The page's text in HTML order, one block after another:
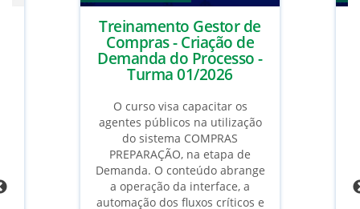
Treinamento Gestor de
Compras - Criação de
Demanda do Processo -
Turma 01/2026
O curso visa capacitar os
agentes públicos na utilização
do sistema COMPRAS
PREPARAÇÃO, na etapa de
Demanda. O conteúdo abrange
a operação da interface, a
automação dos fluxos críticos e